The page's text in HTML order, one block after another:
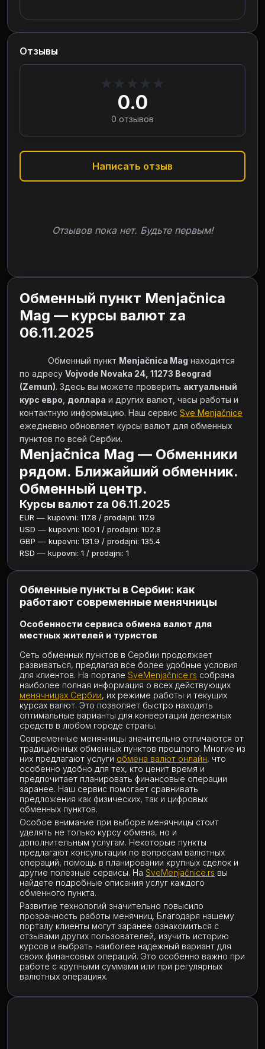
Отзывы
★ ★ ★ ★ ★
0.0
0 отзывов
Написать отзыв
Отзывов пока нет. Будьте первым!
Обменный пункт Menjačnica
Mag — курсы валют za
06.11.2025
            Обменный пункт
Menjačnica Mag находится
по адресу Vojvode Novaka 24, 11273 Beograd
(Zemun). Здесь вы можете проверить актуальный
курс евро доллара и других валют, часы работы и
контактную информацию. Наш сервис Sve Menjačnice
ежедневно обновляет курсы валют для обменных
пунктов по всей Сербии.
Menjačnica Mag — Обменники
рядом. Ближайший обменник.
Обменный центр.
Курсы валют za 06.11.2025
EUR — kupovni: 117.8 / prodajni: 117.9
USD — kupovni: 100.1 / prodajni: 102.8
GBP — kupovni: 131.9 / prodajni: 135.4
RSD — kupovni: 1 / prodajni: 1
Обменные пункты в Сербии: как
работают современные менячницы
Особенности сервиса обмена валют для
местных жителей и туристов
Сеть обменных пунктов в Сербии продолжает
развиваться, предлагая все более удобные условия
для клиентов. На портале SveMenjačnice.rs собрана
наиболее полная информация о всех действующих
менячницах Сербии, их режиме работы и текущих
курсах валют. Это позволяет быстро находить
оптимальные варианты для конвертации денежных
средств в любом городе страны.
Современные менячницы значительно отличаются от
традиционных обменных пунктов прошлого. Многие из
них предлагают услуги обмена валют онлайн, что
особенно удобно для тех, кто ценит время и
предпочитает планировать финансовые операции
заранее. Наш сервис помогает сравнивать
предложения как физических, так и цифровых
обменных пунктов.
Особое внимание при выборе менячницы стоит
уделять не только курсу обмена, но и
дополнительным услугам. Некоторые пункты
предлагают консультации по вопросам валютных
операций, помощь в планировании крупных сделок и
другие полезные сервисы. На SveMenjačnice.rs вы
найдете подробные описания услуг каждого
обменного пункта.
Развитие технологий значительно повысило
прозрачность работы менячниц. Благодаря нашему
порталу клиенты могут заранее ознакомиться с
отзывами других пользователей, изучить историю
курсов и выбрать наиболее надежный вариант для
своих финансовых операций. Это особенно важно при
работе с крупными суммами или при регулярных
валютных операциях.